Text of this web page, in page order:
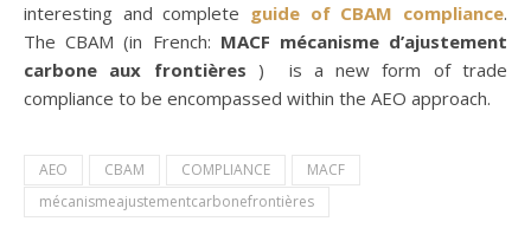
interesting and complete guide of CBAM compliance.
The CBAM (in French: MACF mécanisme d’ajustement
carbone aux frontières ) is a new form of trade
compliance to be encompassed within the AEO approach.
AEO CBAM COMPLIANCE
MACF
mécanismeajustementcarbonefrontières